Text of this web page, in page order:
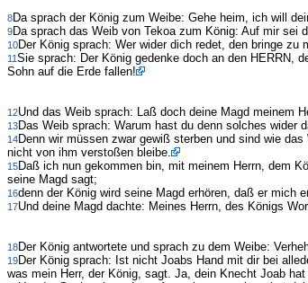
8Da sprach der König zum Weibe: Gehe heim, ich will
9Da sprach das Weib von Tekoa zum König: Auf mir sei
10Der König sprach: Wer wider dich redet, den bringe zu
11Sie sprach: Der König gedenke doch an den HERRN,
Sohn auf die Erde fallen!
12Und das Weib sprach: Laß doch deine Magd meinem
13Das Weib sprach: Warum hast du denn solches wider
14Denn wir müssen zwar gewiß sterben und sind wie
nicht von ihm verstoßen bleibe.
15Daß ich nun gekommen bin, mit meinem Herrn, dem
seine Magd sagt;
16denn der König wird seine Magd erhören, daß er mich
17Und deine Magd dachte: Meines Herrn, des Königs
18Der König antwortete und sprach zu dem Weibe:
19Der König sprach: Ist nicht Joabs Hand mit dir bei
was mein Herr, der König, sagt. Ja, dein Knecht Joab